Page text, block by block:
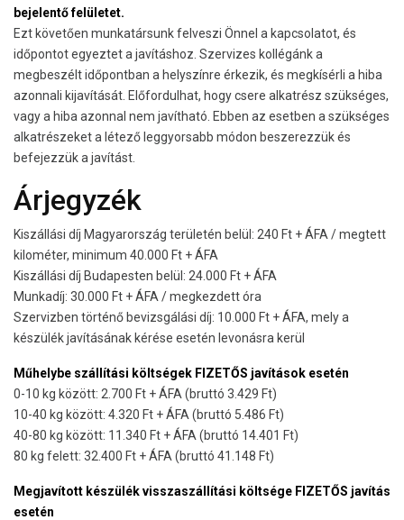
bejelentő felületet.
Ezt követően munkatársunk felveszi Önnel a kapcsolatot, és
időpontot egyeztet a javításhoz. Szervizes kollégánk a
megbeszélt időpontban a helyszínre érkezik, és megkísérli a hiba
azonnali kijavítását. Előfordulhat, hogy csere alkatrész szükséges,
vagy a hiba azonnal nem javítható. Ebben az esetben a szükséges
alkatrészeket a létező leggyorsabb módon beszerezzük és
befejezzük a javítást.
Árjegyzék
Kiszállási díj Magyarország területén belül: 240 Ft + ÁFA / megtett
kilométer, minimum 40.000 Ft + ÁFA
Kiszállási díj Budapesten belül: 24.000 Ft + ÁFA
Munkadíj: 30.000 Ft + ÁFA / megkezdett óra
Szervizben történő bevizsgálási díj: 10.000 Ft + ÁFA, mely a
készülék javításának kérése esetén levonásra kerül
Műhelybe szállítási költségek FIZETŐS javítások esetén
0-10 kg között: 2.700 Ft + ÁFA (bruttó 3.429 Ft)
10-40 kg között: 4.320 Ft + ÁFA (bruttó 5.486 Ft)
40-80 kg között: 11.340 Ft + ÁFA (bruttó 14.401 Ft)
80 kg felett: 32.400 Ft + ÁFA (bruttó 41.148 Ft)
Megjavított készülék visszaszállítási költsége FIZETŐS javítás
esetén